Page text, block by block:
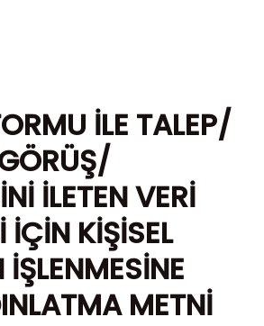
İLE TALEP/
İLETEN VERİ
İÇİN KİŞİSEL
İŞLENMESİNE
METNİ